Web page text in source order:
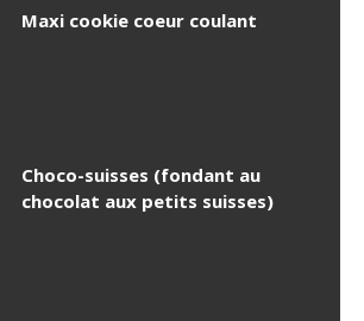
Maxi cookie coeur coulant
Choco-suisses (fondant au
chocolat aux petits suisses)